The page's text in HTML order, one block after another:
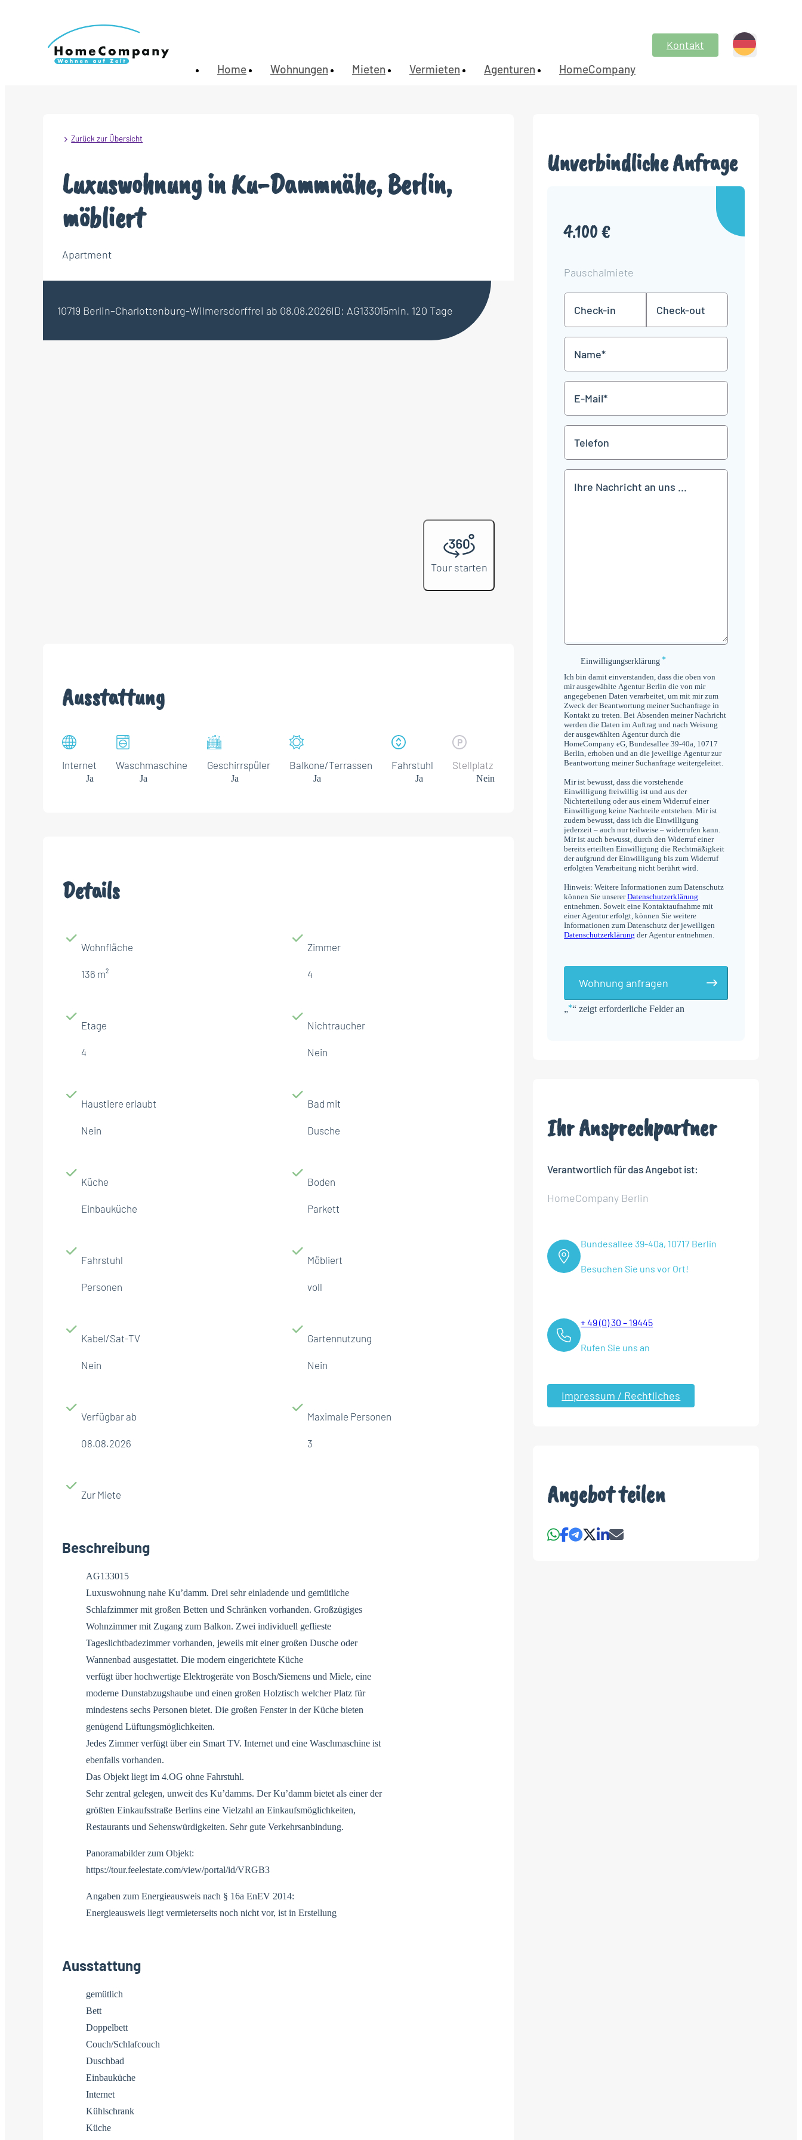
Home Wohnungen Mieten Vermieten Agenturen HomeCompany
Kontakt
Zurück zur Übersicht
Luxuswohnung in Ku-Dammnähe, Berlin,
möbliert
Apartment
10719 Berlin–Charlottenburg-Wilmersdorffrei ab 08.08.2026ID: AG133015min. 120 Tage
Tour starten
Ausstattung
Internet
Ja
Waschmaschine
Ja
Geschirrspüler
Ja
Balkone/Terrassen
Ja
Fahrstuhl
Ja
Stellplatz
Nein
Details
Wohnfläche
136 m²
Zimmer
4
Etage
4
Nichtraucher
Nein
Haustiere erlaubt
Nein
Bad mit
Dusche
Küche
Einbauküche
Boden
Parkett
Fahrstuhl
Personen
Möbliert
voll
Kabel/Sat-TV
Nein
Gartennutzung
Nein
Verfügbar ab
08.08.2026
Maximale Personen
3
Zur Miete
Beschreibung
AG133015
Luxuswohnung nahe Ku’damm. Drei sehr einladende und gemütliche
Schlafzimmer mit großen Betten und Schränken vorhanden. Großzügiges
Wohnzimmer mit Zugang zum Balkon. Zwei individuell geflieste
Tageslichtbadezimmer vorhanden, jeweils mit einer großen Dusche oder
Wannenbad ausgestattet. Die modern eingerichtete Küche
verfügt über hochwertige Elektrogeräte von Bosch/Siemens und Miele, eine
moderne Dunstabzugshaube und einen großen Holztisch welcher Platz für
mindestens sechs Personen bietet. Die großen Fenster in der Küche bieten
genügend Lüftungsmöglichkeiten.
Jedes Zimmer verfügt über ein Smart TV. Internet und eine Waschmaschine ist
ebenfalls vorhanden.
Das Objekt liegt im 4.OG ohne Fahrstuhl.
Sehr zentral gelegen, unweit des Ku’damms. Der Ku’damm bietet als einer der
größten Einkaufsstraße Berlins eine Vielzahl an Einkaufsmöglichkeiten,
Restaurants und Sehenswürdigkeiten. Sehr gute Verkehrsanbindung.
Panoramabilder zum Objekt:
https://tour.feelestate.com/view/portal/id/VRGB3
Angaben zum Energieausweis nach § 16a EnEV 2014:
Energieausweis liegt vermieterseits noch nicht vor, ist in Erstellung
Ausstattung
gemütlich
Bett
Doppelbett
Couch/Schlafcouch
Duschbad
Einbauküche
Internet
Kühlschrank
Küche
Unverbindliche Anfrage
4.100 €
Pauschalmiete
„*“ zeigt erforderliche Felder an
in
TT
Punkt
MM
JJJJ
TT
Punkt
MM
Mail
*
Einwilligungserklärung
Einwilligungserklärung *
Ich bin damit einverstanden, dass die oben von
mir ausgewählte Agentur Berlin die von mir
angegebenen Daten verarbeitet, um mit mir zum
Zweck der Beantwortung meiner Suchanfrage in
Kontakt zu treten. Bei Absenden meiner Nachricht
werden die Daten im Auftrag und nach Weisung
der ausgewählten Agentur durch die
HomeCompany eG, Bundesallee 39-40a, 10717
Berlin, erhoben und an die jeweilige Agentur zur
Beantwortung meiner Suchanfrage weitergeleitet.
Mir ist bewusst, dass die vorstehende
Einwilligung freiwillig ist und aus der
Nichterteilung oder aus einem Widerruf einer
Einwilligung keine Nachteile entstehen. Mir ist
zudem bewusst, dass ich die Einwilligung
jederzeit – auch nur teilweise – widerrufen kann.
Mir ist auch bewusst, durch den Widerruf einer
bereits erteilten Einwilligung die Rechtmäßigkeit
der aufgrund der Einwilligung bis zum Widerruf
erfolgten Verarbeitung nicht berührt wird.
Hinweis: Weitere Informationen zum Datenschutz
können Sie unsererDatenschutzerklärung
entnehmen. Soweit eine Kontaktaufnahme mit
einer Agentur erfolgt, können Sie weitere
Informationen zum Datenschutz der jeweiligen
Datenschutzerklärung der Agentur entnehmen.
Wohnung anfragen
Ihr Ansprechpartner
Verantwortlich für das Angebot ist:
HomeCompany Berlin
Bundesallee 39-40a, 10717 Berlin
Besuchen Sie uns vor Ort!
+ 49 (0) 30 – 19445
Rufen Sie uns an
Impressum / Rechtliches
Angebot teilen